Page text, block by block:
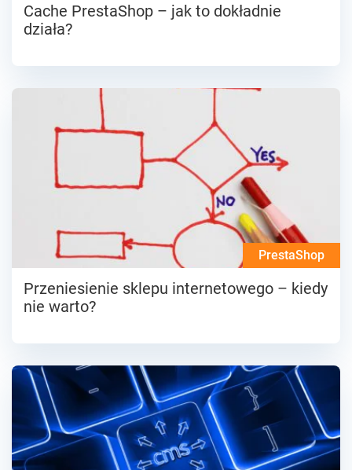
Cache PrestaShop – jak to dokładnie
działa?
PrestaShop
Przeniesienie sklepu internetowego – kiedy
nie warto?